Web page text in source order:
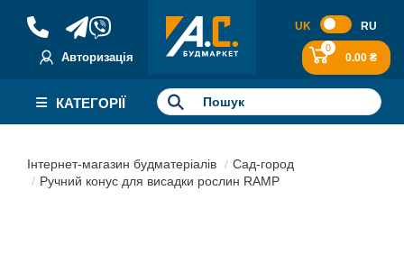
Авторизація
UK RU
0
0.00 ₴
КАТЕГОРІЇ
Інтернет-магазин будматеріалів
Сад-город
Ручний конус для висадки рослин RAMP